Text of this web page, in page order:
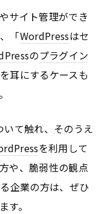
サイト管理ができ
「WordPressはセ
のプラグイン
耳にするケースも
いて触れ、そのうえ
を利用して
や、脆弱性の観点
企業の方は、ぜひ
す。